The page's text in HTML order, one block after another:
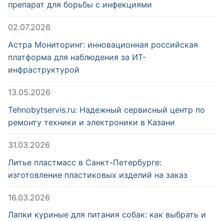
препарат для борьбы с инфекциями
02.07.2026
Астра Мониторинг: инновационная российская
платформа для наблюдения за ИТ-
инфраструктурой
13.05.2026
Tehnobytservis.ru: Надежный сервисный центр по
ремонту техники и электроники в Казани
31.03.2026
Литье пластмасс в Санкт-Петербурге:
изготовление пластиковых изделий на заказ
16.03.2026
Лапки куриные для питания собак: как выбрать и